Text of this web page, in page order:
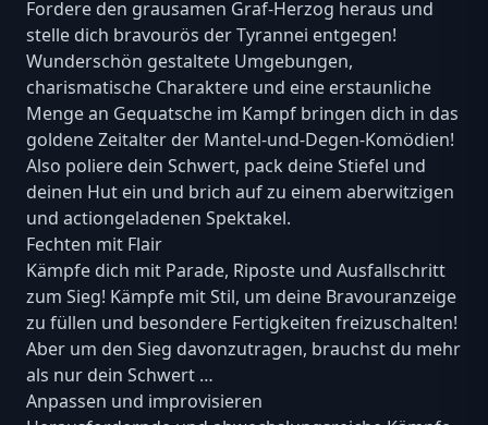
Fordere den grausamen Graf-Herzog heraus und
stelle dich bravourös der Tyrannei entgegen!
Wunderschön gestaltete Umgebungen,
charismatische Charaktere und eine erstaunliche
Menge an Gequatsche im Kampf bringen dich in das
goldene Zeitalter der Mantel-und-Degen-Komödien!
Also poliere dein Schwert, pack deine Stiefel und
deinen Hut ein und brich auf zu einem aberwitzigen
und actiongeladenen Spektakel.
Fechten mit Flair
Kämpfe dich mit Parade, Riposte und Ausfallschritt
zum Sieg! Kämpfe mit Stil, um deine Bravouranzeige
zu füllen und besondere Fertigkeiten freizuschalten!
Aber um den Sieg davonzutragen, brauchst du mehr
als nur dein Schwert …
Anpassen und improvisieren